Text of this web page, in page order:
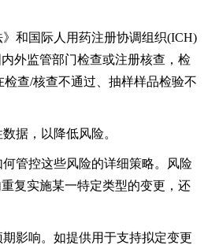
和国际人用药注册协调组织(ICH)
外监管部门检查或注册核查，检
查/核查不通过、抽样样品检验不
据，以降低风险。
管控这些风险的详细策略。风险
复实施某一特定类型的变更，还
影响。如提供用于支持拟定变更